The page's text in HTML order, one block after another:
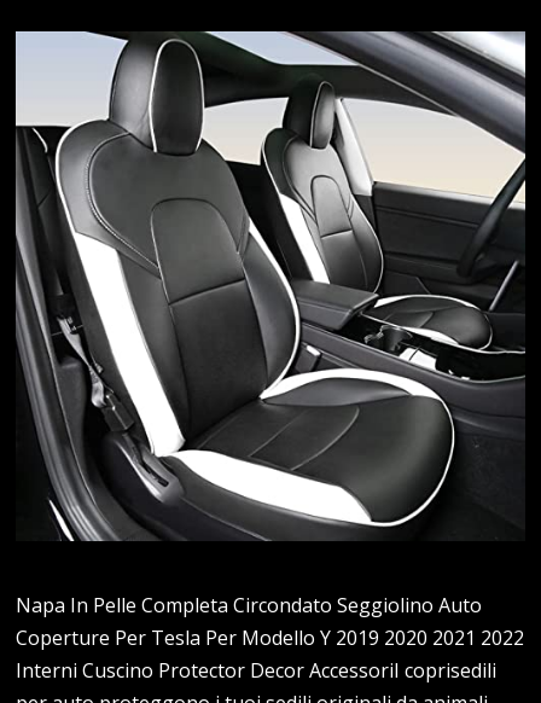
Napa In Pelle Completa Circondato Seggiolino Auto
Coperture Per Tesla Per Modello Y 2019 2020 2021 2022
Interni Cuscino Protector Decor AccessoriI coprisedili